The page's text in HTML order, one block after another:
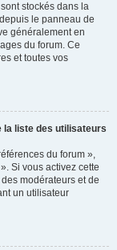
stockés dans la
le panneau de
généralement en
du forum. Ce
et toutes vos
la liste des utilisateurs
du forum »,
Si vous activez cette
modérateurs et de
un utilisateur